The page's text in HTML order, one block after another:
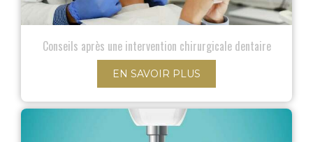
Conseils après une intervention chirurgicale dentaire
EN SAVOIR PLUS